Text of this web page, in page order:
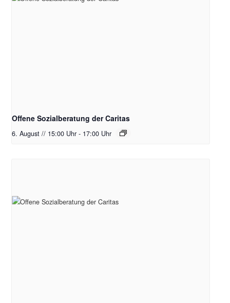
Offene Sozialberatung der Caritas
6. August // 15:00 Uhr - 17:00 Uhr